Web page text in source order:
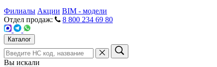
Филиалы Акции BIM - модели
Отдел продаж:
8 800 234 69 80
Каталог
Вы искали